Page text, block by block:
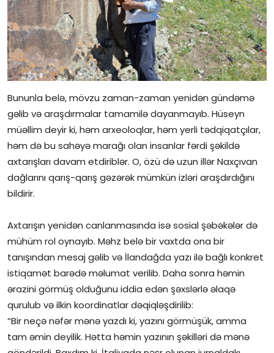
Bununla belə, mövzu zaman-zaman yenidən gündəmə
gəlib və araşdırmalar tamamilə dayanmayıb. Hüseyn
müəllim deyir ki, həm arxeoloqlar, həm yerli tədqiqatçılar,
həm də bu sahəyə marağı olan insanlar fərdi şəkildə
axtarışları davam etdiriblər. O, özü də uzun illər Naxçıvan
dağlarını qarış-qarış gəzərək mümkün izləri araşdırdığını
bildirir.
Axtarışın yenidən canlanmasında isə sosial şəbəkələr də
mühüm rol oynayıb. Məhz belə bir vaxtda ona bir
tanışından mesaj gəlib və İlandağda yazı ilə bağlı konkret
istiqamət barədə məlumat verilib. Daha sonra həmin
ərazini görmüş olduğunu iddia edən şəxslərlə əlaqə
qurulub və ilkin koordinatlar dəqiqləşdirilib:
“Bir neçə nəfər mənə yazdı ki, yazını görmüşük, amma
tam əmin deyilik. Hətta həmin yazının şəkilləri də mənə